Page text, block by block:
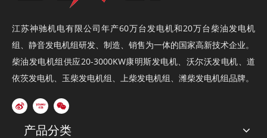
江苏神驰机电有限公司年产60万台发电机和20万台柴油发电机
组、 静音发电机组研发、制造、销售为一体的国家高新技术企业。
柴油发电机组供应20-3000KW康明斯发电机、沃尔沃发电机、道
依茨发电机、玉柴发电机组、上柴发电机组、潍柴发电机组品牌。
产品分类